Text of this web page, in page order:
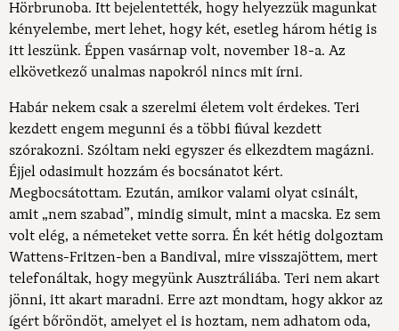
Hörbrunoba. Itt bejelentették, hogy helyezzük magunkat
kényelembe, mert lehet, hogy két, esetleg három hétig is
itt leszünk. Éppen vasárnap volt, november 18-a. Az
elkövetkező unalmas napokról nincs mit írni.
Habár nekem csak a szerelmi életem volt érdekes. Teri
kezdett engem megunni és a többi fiúval kezdett
szórakozni. Szóltam neki egyszer és elkezdtem magázni.
Éjjel odasimult hozzám és bocsánatot kért.
Megbocsátottam. Ezután, amikor valami olyat csinált,
amit „nem szabad”, mindig simult, mint a macska. Ez sem
volt elég, a németeket vette sorra. Én két hétig dolgoztam
Wattens-Fritzen-ben a Bandival, mire visszajöttem, mert
telefonáltak, hogy megyünk Ausztráliába. Teri nem akart
jönni, itt akart maradni. Erre azt mondtam, hogy akkor az
ígért bőröndöt, amelyet el is hoztam, nem adhatom oda,